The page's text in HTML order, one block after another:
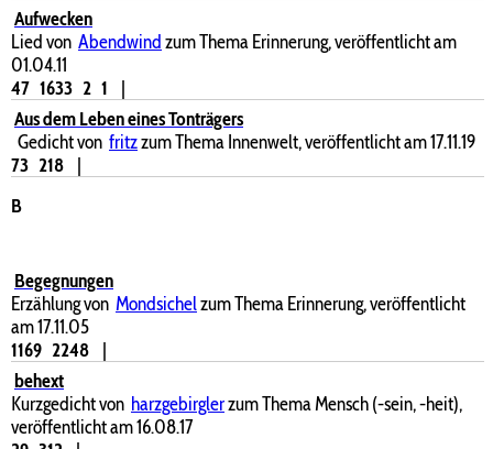
Aufwecken
Lied von Abendwindzum Thema Erinnerung, veröffentlicht am
01.04.11
47 1633 2 1
|
Aus dem Leben eines Tonträgers
Gedicht von fritzzum Thema Innenwelt, veröffentlicht am 17.11.19
73 218
|
B
Begegnungen
Erzählung von Mondsichelzum Thema Erinnerung, veröffentlicht
am 17.11.05
1169 2248
|
behext
Kurzgedicht von harzgebirglerzum Thema Mensch (-sein, -heit),
veröffentlicht am 16.08.17